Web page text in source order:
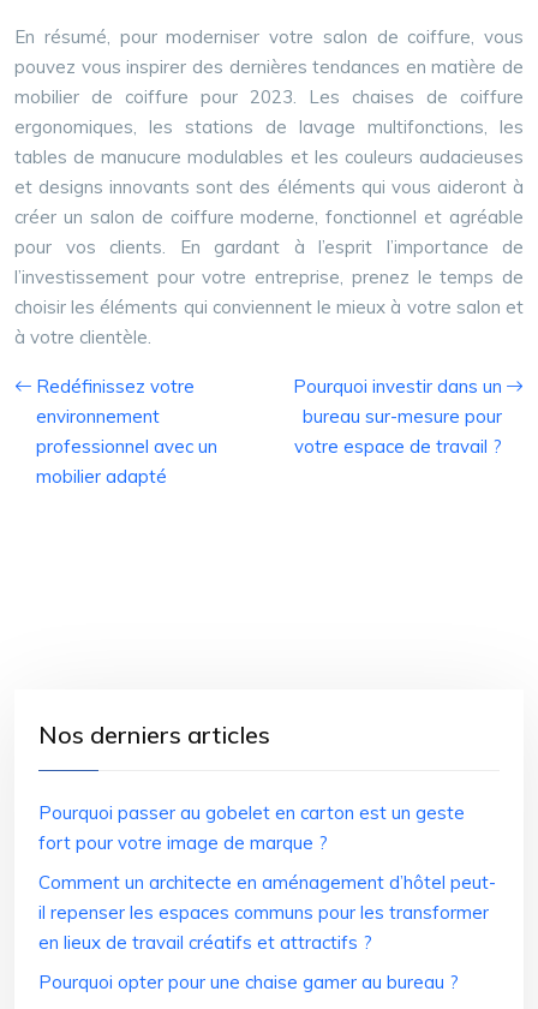
En résumé, pour moderniser votre salon de coiffure, vous
pouvez vous inspirer des dernières tendances en matière de
mobilier de coiffure pour 2023. Les chaises de coiffure
ergonomiques, les stations de lavage multifonctions, les
tables de manucure modulables et les couleurs audacieuses
et designs innovants sont des éléments qui vous aideront à
créer un salon de coiffure moderne, fonctionnel et agréable
pour vos clients. En gardant à l’esprit l’importance de
l’investissement pour votre entreprise, prenez le temps de
choisir les éléments qui conviennent le mieux à votre salon et
à votre clientèle.
Redéfinissez votre
environnement
professionnel avec un
mobilier adapté
Pourquoi investir dans un
bureau sur-mesure pour
votre espace de travail ?
Nos derniers articles
Pourquoi passer au gobelet en carton est un geste
fort pour votre image de marque ?
Comment un architecte en aménagement d’hôtel peut-
il repenser les espaces communs pour les transformer
en lieux de travail créatifs et attractifs ?
Pourquoi opter pour une chaise gamer au bureau ?